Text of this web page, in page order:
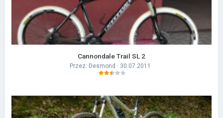
Cannondale Trail SL 2
Przez: Desmond · 30.07.2011